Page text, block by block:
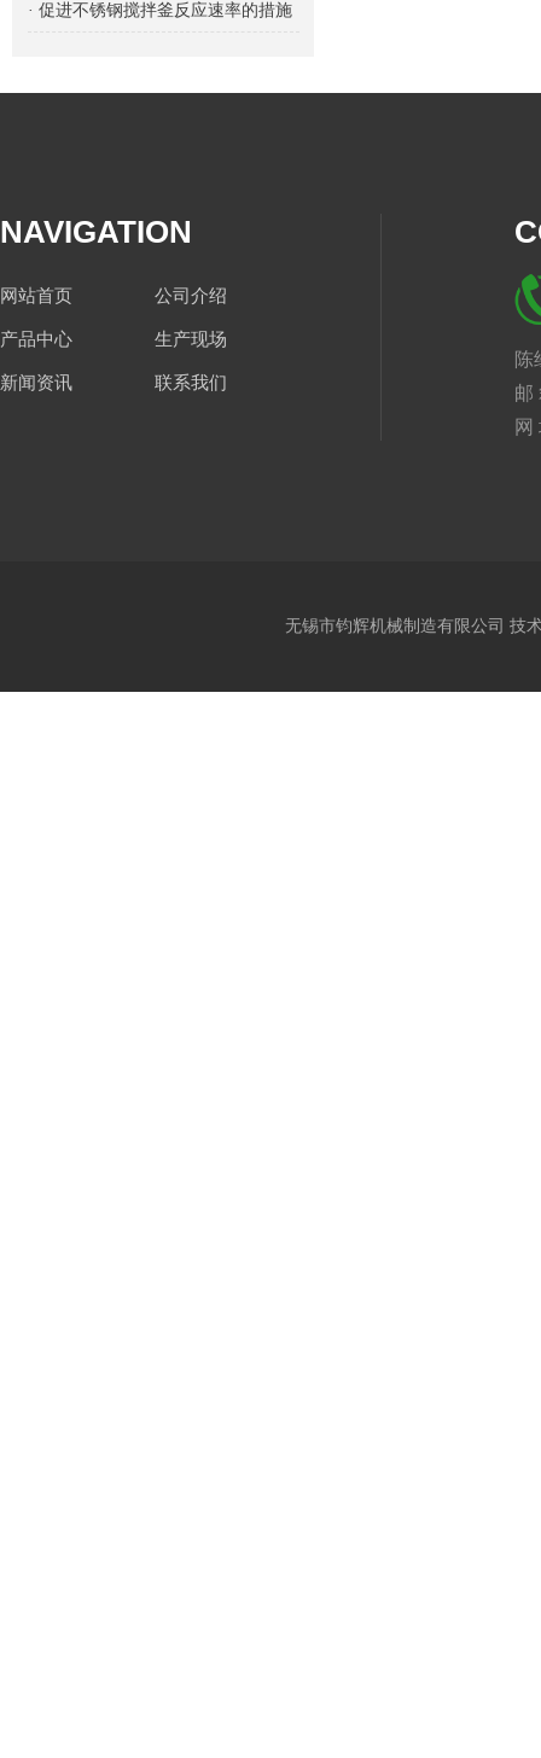
· 促进不锈钢搅拌釜反应速率的措施
NAVIGATION
网站首页 公司介绍
产品中心 生产现场
新闻资讯 联系我们
陈
邮
网
无锡市钧辉机械制造有限公司 技